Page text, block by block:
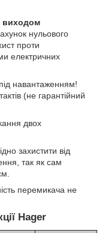
виходом
нульового
проти
електричних
навантаженням!
(не гарантійний
двох
захистити від
так як сам
перемикача не
Hager